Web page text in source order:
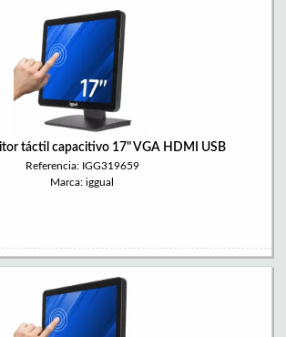
táctil capacitivo 17" VGA HDMI USB
Referencia: IGG319659
Marca: iggual